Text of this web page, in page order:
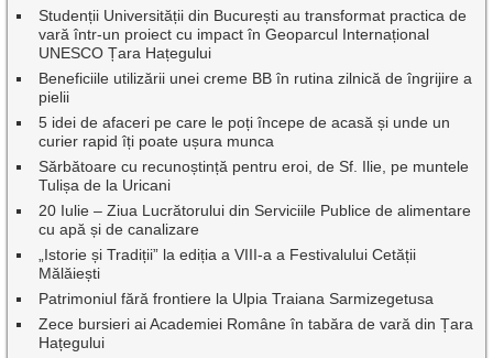
Studenții Universității din București au transformat practica de
vară într-un proiect cu impact în Geoparcul Internațional
UNESCO Țara Hațegului
Beneficiile utilizării unei creme BB în rutina zilnică de îngrijire a
pielii
5 idei de afaceri pe care le poți începe de acasă și unde un
curier rapid îți poate ușura munca
Sărbătoare cu recunoștință pentru eroi, de Sf. Ilie, pe muntele
Tulișa de la Uricani
20 Iulie – Ziua Lucrătorului din Serviciile Publice de alimentare
cu apă și de canalizare
„Istorie și Tradiții” la ediția a VIII-a a Festivalului Cetății
Mălăiești
Patrimoniul fără frontiere la Ulpia Traiana Sarmizegetusa
Zece bursieri ai Academiei Române în tabăra de vară din Țara
Hațegului